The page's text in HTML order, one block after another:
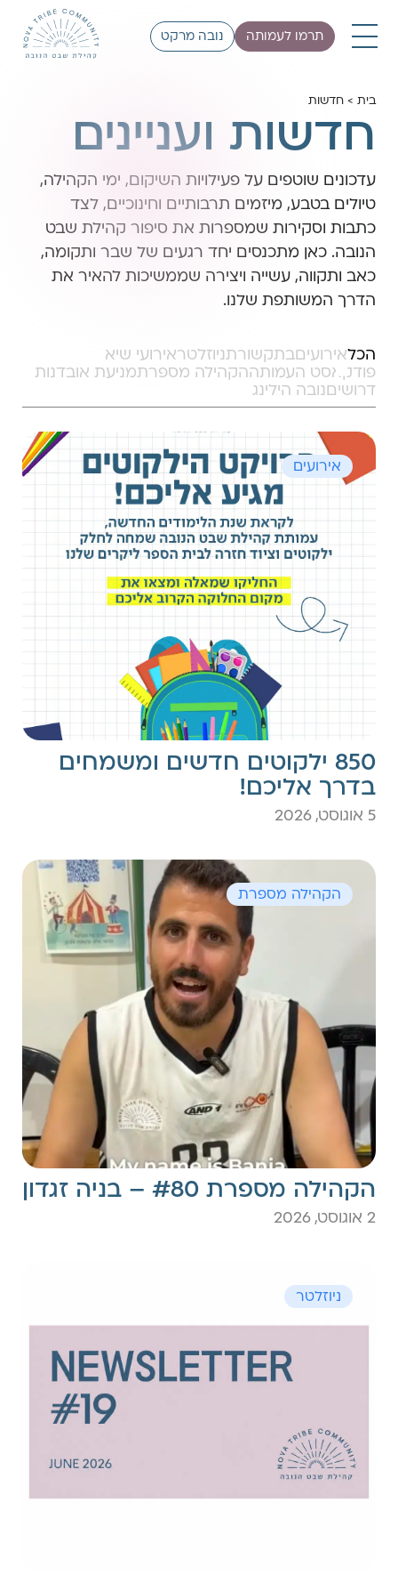
תרמו לעמותה נובה מרקט
בית> חדשות
חדשות ועניינים
עדכונים שוטפים על פעילויות השיקום, ימי הקהילה,
טיולים בטבע, מיזמים תרבותיים וחינוכיים, לצד
כתבות וסקירות שמספרות את סיפור קהילת שבט
הנובה. כאן מתכנסים יחד רגעים של שבר ותקומה,
כאב ותקווה, עשייה ויצירה שממשיכות להאיר את
הדרך המשותפת שלנו.
הכלאירועיםבתקשורתניוזלטראירועי שיא
פודקאסט העמותההקהילה מספרתמניעת אובדנות
דרושיםנובה הילינג
אירועים
850 ילקוטים חדשים ומשמחים
בדרך אליכם!
5 אוגוסט, 2026
הקהילה מספרת
הקהילה מספרת #80 – בניה זגדון
2 אוגוסט, 2026
ניוזלטר